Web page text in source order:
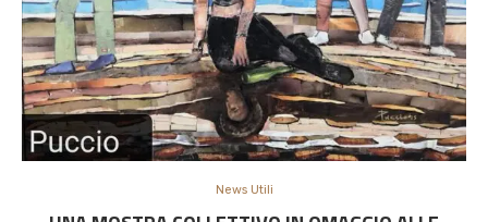
News Utili